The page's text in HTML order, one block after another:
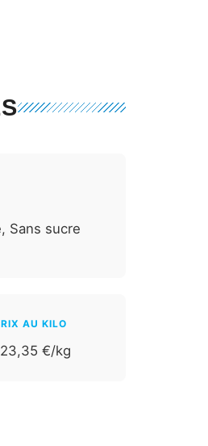
Sans sucre
AU KILO
€/kg